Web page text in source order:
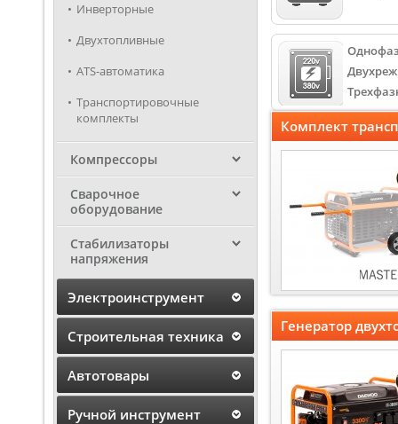
Комплект
Генератор
Инверторные
Двухтопливные
ATS-автоматика
Транспортировочные
комплекты
Компрессоры
Сварочное
оборудование
Стабилизаторы
напряжения
Электроинструмент
Строительная техника
Автотовары
Ручной инструмент